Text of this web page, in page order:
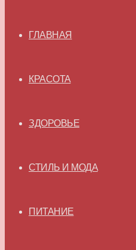
ГЛАВНАЯ
КРАСОТА
ЗДОРОВЬЕ
СТИЛЬ И МОДА
ПИТАНИЕ